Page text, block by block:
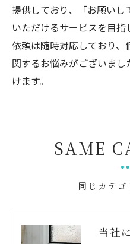
提供しており、「お願い
いただけるサービスを目
依頼は随時対応しており
関するお悩みがございま
けます。
同じカテ
SAME
当社